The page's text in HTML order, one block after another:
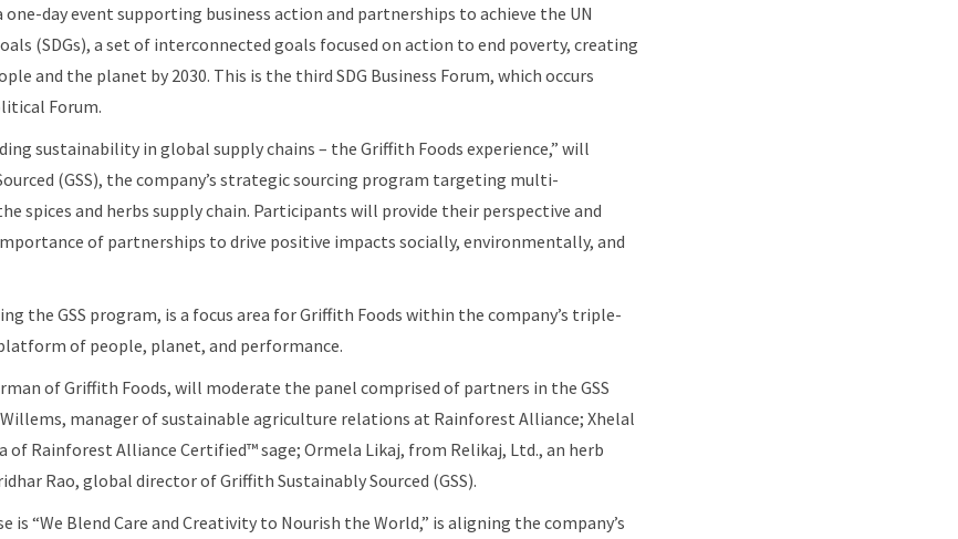
one-day event supporting business action and partnerships to achieve the UN
(SDGs), a set of interconnected goals focused on action to end poverty, creating
and the planet by 2030. This is the third SDG Business Forum, which occurs
Forum.
sustainability in global supply chains – the Griffith Foods experience,” will
(GSS), the company’s strategic sourcing program targeting multi-
spices and herbs supply chain. Participants will provide their perspective and
of partnerships to drive positive impacts socially, environmentally, and
the GSS program, is a focus area for Griffith Foods within the company’s triple-
of people, planet, and performance.
of Griffith Foods, will moderate the panel comprised of partners in the GSS
manager of sustainable agriculture relations at Rainforest Alliance; Xhelal
of Rainforest Alliance Certified™ sage; Ormela Likaj, from Relikaj, Ltd., an herb
Rao, global director of Griffith Sustainably Sourced (GSS).
is “We Blend Care and Creativity to Nourish the World,” is aligning the company’s